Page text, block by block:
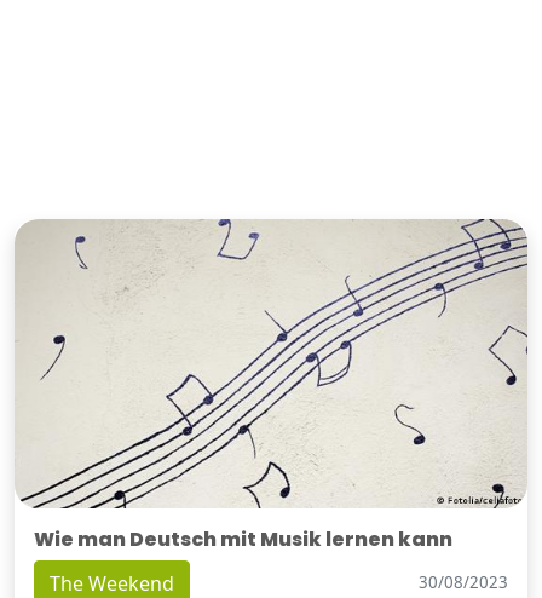
Wie man Deutsch mit Musik lernen kann
The Weekend 30/08/2023